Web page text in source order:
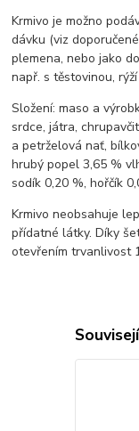
Krmivo je možno
dávku (viz
plemena, nebo jako
např. s těstovinou,
Složení:maso a
srdce, játra,
a petrželová nať,
hrubý popel 3,65 %
sodík 0,20 %, hořčík
Krmivo neobsahuje
přídatné látky.Díky
otevřením trvanlivost